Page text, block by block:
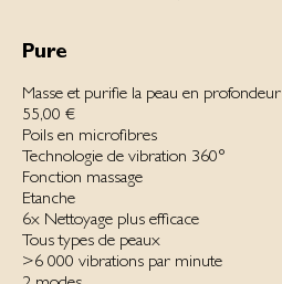
Pure
Masse et purifie la peau en profondeur
55,00 €
Poils en microfibres
Technologie de vibration 360°
Fonction massage
Etanche
6x Nettoyage plus efficace
Tous types de peaux
>6 000 vibrations par minute